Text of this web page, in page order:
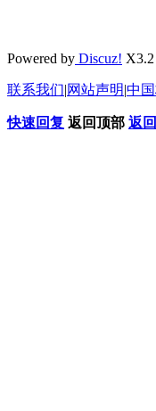
Powered by Discuz!
联系我们|网站声明|中
快速回复 返回顶部 返